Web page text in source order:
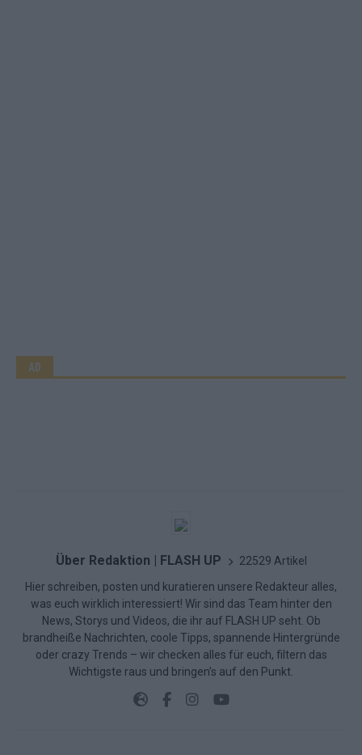
AD
Über Redaktion | FLASH UP 22529 Artikel
Hier schreiben, posten und kuratieren unsere Redakteur alles,
was euch wirklich interessiert! Wir sind das Team hinter den
News, Storys und Videos, die ihr auf FLASH UP seht. Ob
brandheiße Nachrichten, coole Tipps, spannende Hintergründe
oder crazy Trends – wir checken alles für euch, filtern das
Wichtigste raus und bringen’s auf den Punkt.